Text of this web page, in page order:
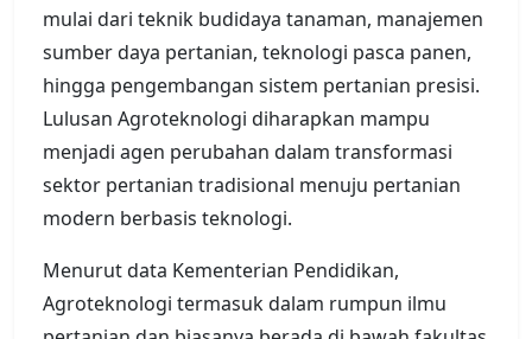
mulai dari teknik budidaya tanaman, manajemen
sumber daya pertanian, teknologi pasca panen,
hingga pengembangan sistem pertanian presisi.
Lulusan Agroteknologi diharapkan mampu
menjadi agen perubahan dalam transformasi
sektor pertanian tradisional menuju pertanian
modern berbasis teknologi.
Menurut data Kementerian Pendidikan,
Agroteknologi termasuk dalam rumpun ilmu